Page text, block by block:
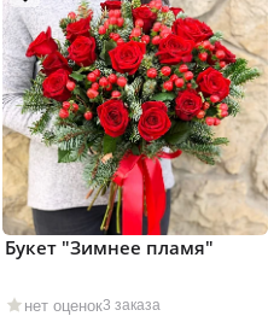
нет оценок3 заказа
Букет "Зимнее пламя"